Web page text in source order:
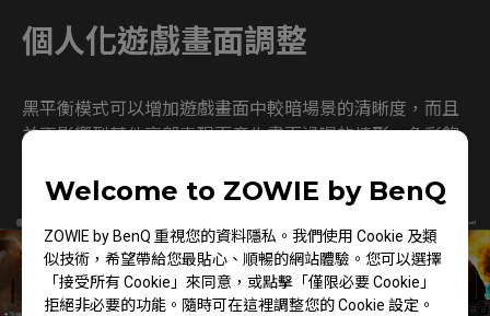
Welcome to ZOWIE by BenQ
ZOWIE by BenQ 重視您的資料隱私。我們使用 Cookie 及類
似技術，希望帶給您最貼心、順暢的網站體驗。您可以選擇
「接受所有 Cookie」來同意，或點擊「僅限必要 Cookie」
拒絕非必要的功能。隨時可在這裡調整您的 Cookie 設定。
個人化遊戲畫面調整
黑平衡模式可以增加遊戲畫面中較暗場景的清晰度，而且
並不影響到其他亮部表現而產生畫面過曝的情形。色彩飽
載設定應用於不同遊戲與使用情境。